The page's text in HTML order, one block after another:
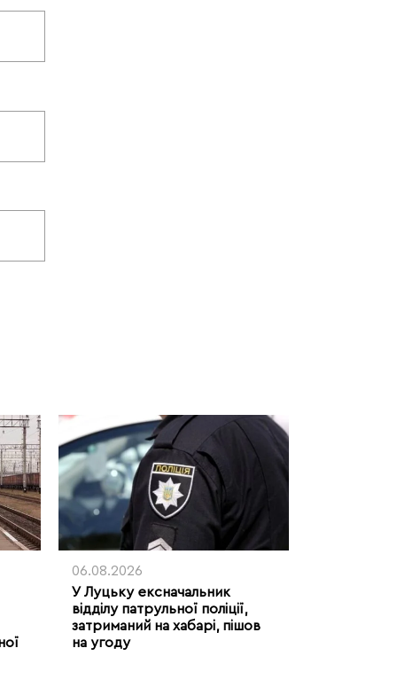
06.08.2026
У Луцьку ексначальник
відділу патрульної поліції,
затриманий на хабарі, пішов
на угоду